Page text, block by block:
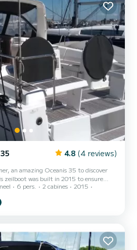
4.8 (4 reviews)
an amazing Oceanis 35 to discover
zeilboot was built in 2015 to ensure
at sea. The boat has 2 cabins
of 5 people. With an overall length
best ally to spend an exceptional
We invite you to...
6 pers. 2 cabines
2015